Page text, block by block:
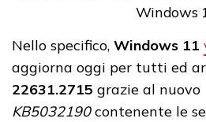
Windows
Nello specifico, Windows 11
aggiorna oggi per tutti ed
22631.2715 grazie al nuovo
KB5032190contenente le